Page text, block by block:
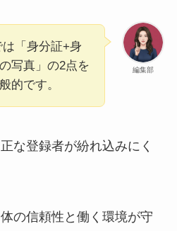
編集部
「身分証+身
写真」の2点を
的です。
な登録者が紛れ込みにく
の信頼性と働く環境が守